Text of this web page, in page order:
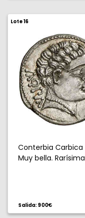
Lote 16
Conterbia Carbica
Muy bella.
Salida: 900€